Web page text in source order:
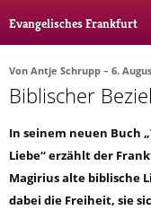
Evangelisches Frankfurt
Rubrik Ausgabe
Bücher & Filme
Ethik
Von Antje Schrupp – 6.
Biblischer
In seinem neuen Buch
Liebe“ erzählt der
Magirius alte biblische
dabei die Freiheit, sie